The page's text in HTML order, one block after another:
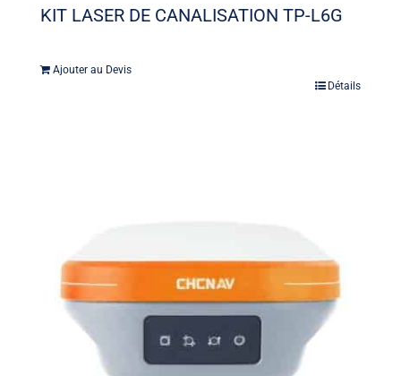
KIT LASER DE CANALISATION TP-L6G
Ajouter au Devis
Détails